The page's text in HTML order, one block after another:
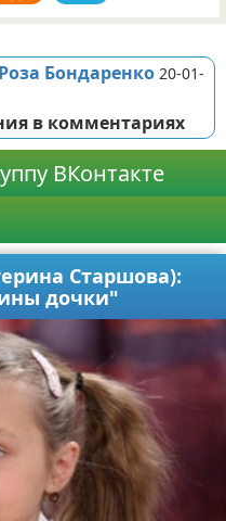
Роза Бондаренко 20-01-
в комментариях
ВКонтакте
Старшова):
дочки"